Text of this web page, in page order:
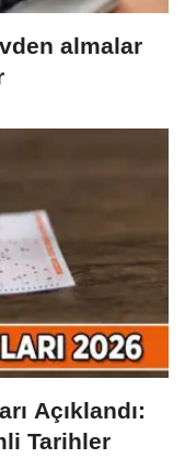
almalar
Açıklandı:
Tarihler